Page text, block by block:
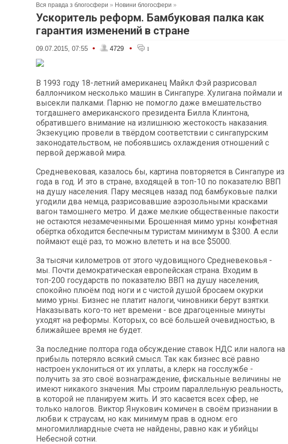
Вся правда з блогосфери » Новини блогосфери »
Ускоритель реформ. Бамбуковая палка как
гарантия изменений в стране
09.07.2015, 07:55 • 4729 • 1
В 1993 году 18-летний американец Майкл Фэй разрисовал
баллончиком несколько машин в Сингапуре. Хулигана поймали и
высекли палками. Парню не помогло даже вмешательство
тогдашнего американского президента Билла Клинтона,
обратившего внимание на излишнюю жестокость наказания.
Экзекуцию провели в твёрдом соответствии с сингапурским
законодательством, не побоявшись охлаждения отношений с
первой державой мира.
Средневековая, казалось бы, картина повторяется в Сингапуре из
года в год. И это в стране, входящей в топ-10 по показателю ВВП
на душу населения. Пару месяцев назад под бамбуковые палки
угодили два немца, разрисовавшие аэрозольными красками
вагон тамошнего метро. И даже мелкие общественные пакости
не остаются незамеченными. Брошенная мимо урны конфетная
обёртка обходится беспечным туристам минимум в $300. А если
поймают ещё раз, то можно влететь и на все $5000.
За тысячи километров от этого чудовищного Средневековья -
мы. Почти демократическая европейская страна. Входим в
топ-200 государств по показателю ВВП на душу населения,
спокойно плюём под ноги и с чистой душой бросаем окурки
мимо урны. Бизнес не платит налоги, чиновники берут взятки.
Наказывать кого-то нет времени - все драгоценные минуты
уходят на реформы. Которых, со всё большей очевидностью, в
ближайшее время не будет.
За последние полтора года обсуждение ставок НДС или налога на
прибыль потеряло всякий смысл. Так как бизнес всё равно
настроен уклониться от их уплаты, а клерк на госслужбе -
получить за это своё вознаграждение, фискальные величины не
имеют никакого значения. Мы строим параллельную реальность,
в которой не планируем жить. И это касается всех сфер, не
только налогов. Виктор Янукович комичен в своём признании в
любви к страусам, но как минимум прав в одном: его
многомиллиардные счета не найдены, равно как и убийцы
Небесной сотни.